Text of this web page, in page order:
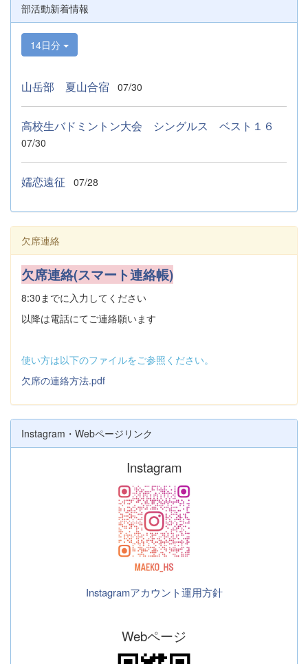
部活動新着情報
14日分
山岳部 夏山合宿 07/30
高校生バドミントン大会 シングルス ベスト１６
07/30
嬬恋遠征 07/28
欠席連絡
欠席連絡(スマート連絡帳)
8:30までに入力してください
以降は電話にてご連絡願います
使い方は以下のファイルをご参照ください。
欠席の連絡方法.pdf
Instagram・Webページリンク
Instagram
Instagramアカウント運用方針
Webページ